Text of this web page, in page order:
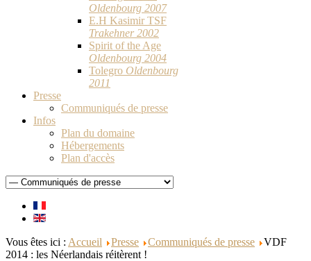
Oldenbourg 2007
E.H Kasimir TSF
Trakehner 2002
Spirit of the Age
Oldenbourg 2004
Tolegro Oldenbourg
2011
Presse
Communiqués de presse
Infos
Plan du domaine
Hébergements
Plan d'accès
Vous êtes ici : Accueil Presse Communiqués de presse
VDF
2014 : les Néerlandais réitèrent !